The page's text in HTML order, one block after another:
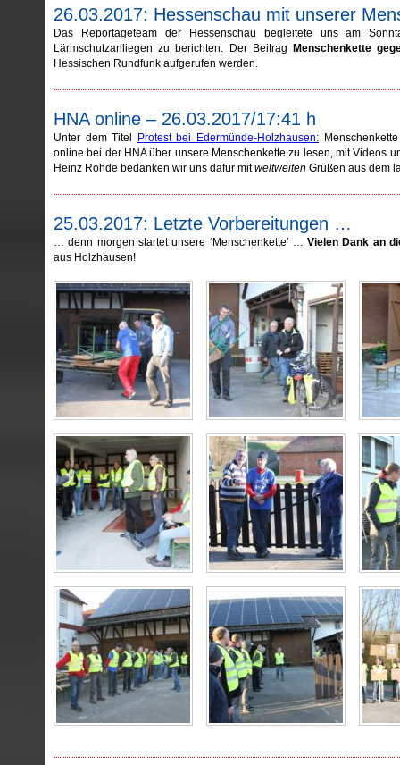
26.03.2017: Hessenschau mit unserer
Das Reportageteam der Hessenschau begleitete uns am
Lärmschutzanliegen zu berichten. Der Beitrag
Menschenkette
Hessischen Rundfunk aufgerufen werden.
HNA online – 26.03.2017/17:41 h
Unter dem Titel Protest bei Edermünde-Holzhausen:
online bei der HNA über unsere Menschenkette zu lesen, mit Videos
Heinz Rohde bedanken wir uns dafür mitweltweiten Grüßen aus dem
25.03.2017: Letzte Vorbereitungen …
… denn morgen startet unsere ‘Menschenkette’ …Vielen Dank an
aus Holzhausen!